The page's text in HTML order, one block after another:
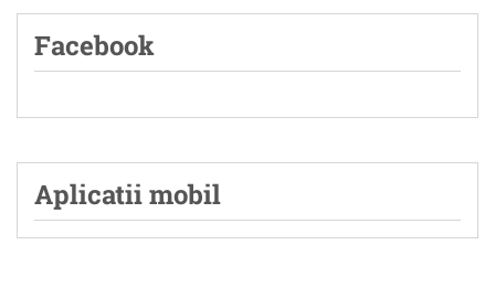
Facebook
Aplicatii mobil